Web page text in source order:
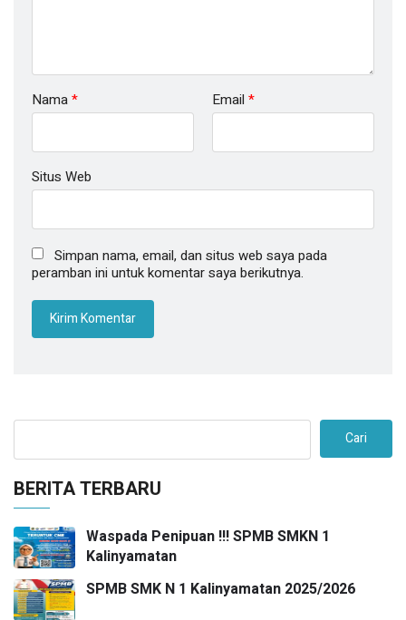
Nama* Email *
Situs Web
Simpan nama, email, dan situs web saya pada
peramban ini untuk komentar saya berikutnya.
Cari
BERITA TERBARU
Waspada Penipuan !!! SPMB SMKN 1
Kalinyamatan
SPMB SMK N 1 Kalinyamatan 2025/2026